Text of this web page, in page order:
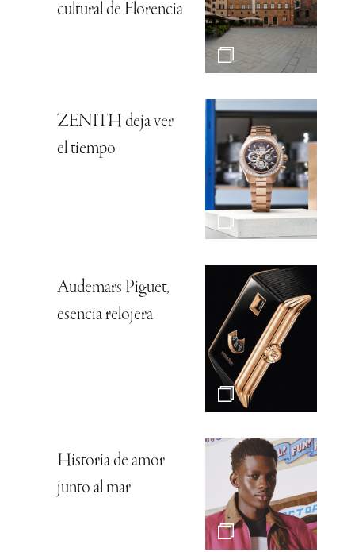
cultural de Florencia
ZENITH deja ver
el tiempo
Audemars Piguet,
esencia relojera
Historia de amor
junto al mar